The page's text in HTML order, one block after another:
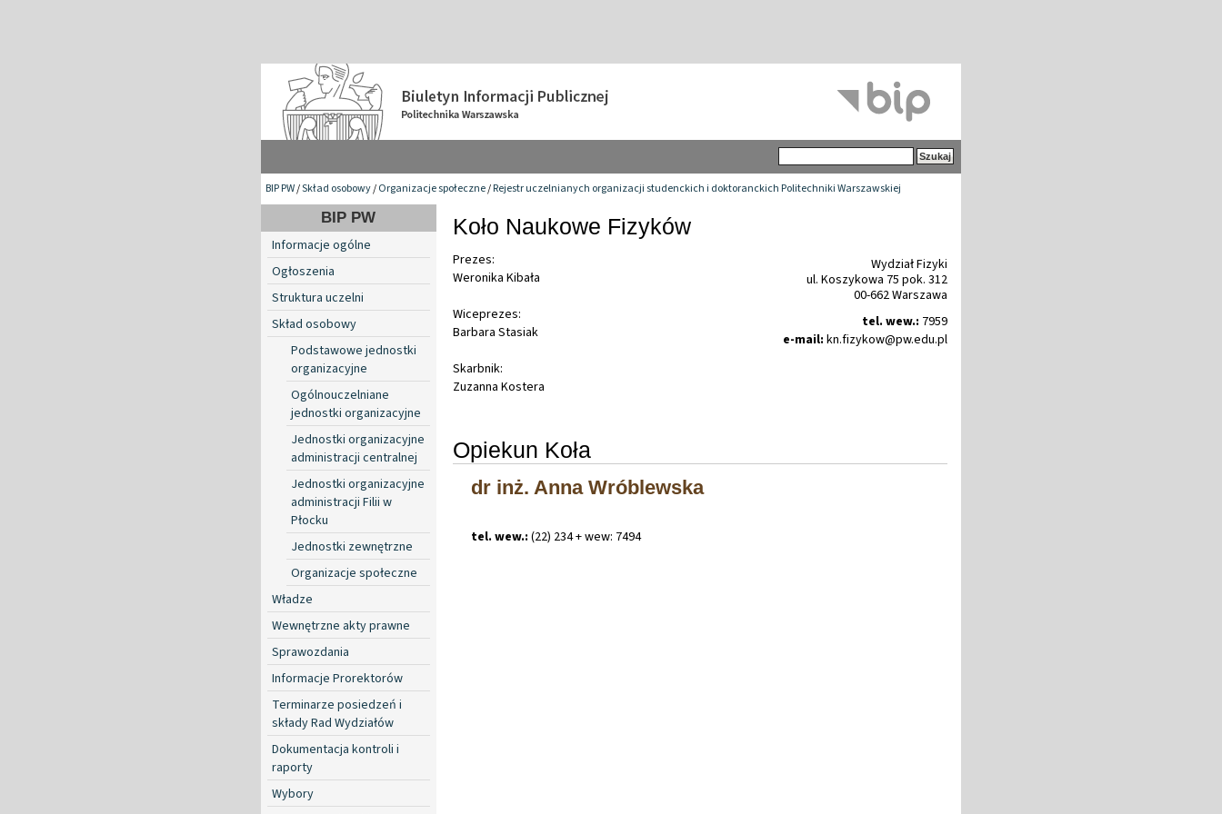
BIP PW/Skład osobowy/Organizacje społeczne/Rejestr uczelnianych organizacji studenckich i doktoranckich Politechniki Warszawskiej
BIP PW
Informacje ogólne
Ogłoszenia
Struktura uczelni
Skład osobowy
Podstawowe jednostki
organizacyjne
Ogólnouczelniane
jednostki organizacyjne
Jednostki organizacyjne
administracji centralnej
Jednostki organizacyjne
administracji Filii w
Płocku
Jednostki zewnętrzne
Organizacje społeczne
Władze
Wewnętrzne akty prawne
Sprawozdania
Informacje Prorektorów
Terminarze posiedzeń i
składy Rad Wydziałów
Dokumentacja kontroli i
raporty
Wybory
Koło Naukowe Fizyków
Wydział Fizyki
ul. Koszykowa 75 pok. 312
00-662 Warszawa
tel. wew.: 7959
e-mail: kn.fizykow@pw.edu.pl
Prezes:
Weronika Kibała
Wiceprezes:
Barbara Stasiak
Skarbnik:
Zuzanna Kostera
Opiekun Koła
dr inż. Anna Wróblewska
tel. wew.: (22) 234 + wew: 7494